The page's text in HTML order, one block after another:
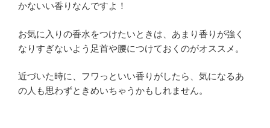
かないい香りなんですよ！
お気に入りの香水をつけたいときは、あまり香りが強く
なりすぎないよう足首や腰につけておくのがオススメ。
近づいた時に、フワっといい香りがしたら、気になるあ
の人も思わずときめいちゃうかもしれません。